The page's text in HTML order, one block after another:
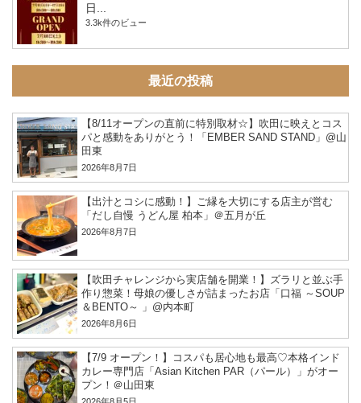
日...
3.3k件のビュー
最近の投稿
【8/11オープンの直前に特別取材☆】吹田に映えとコス
パと感動をありがとう！「EMBER SAND STAND」@山
田東
2026年8月7日
【出汁とコシに感動！】ご縁を大切にする店主が営む
「だし自慢 うどん屋 柏本」＠五月が丘
2026年8月7日
【吹田チャレンジから実店舗を開業！】ズラリと並ぶ手
作り惣菜！母娘の優しさが詰まったお店「口福 ～SOUP
＆BENTO～ 」@内本町
2026年8月6日
【7/9 オープン！】コスパも居心地も最高♡本格インド
カレー専門店「Asian Kitchen PAR（パール）」がオー
プン！＠山田東